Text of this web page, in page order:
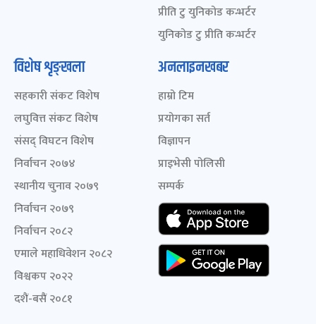
प्रीति टु युनिकोड कन्भर्टर
युनिकोड टु प्रीति कन्भर्टर
विशेष शृङ्खला
सहकारी संकट विशेष
लघुवित्त संकट विशेष
संसद् विघटन विशेष
निर्वाचन २०७४
स्थानीय चुनाव २०७९
निर्वाचन २०७९
निर्वाचन २०८२
एमाले महाधिवेशन २०८२
विश्वकप २०२२
दशैं-बसैं २०८१
अनलाइनखबर
हाम्रो टिम
प्रयोगका सर्त
विज्ञापन
प्राइभेसी पोलिसी
सम्पर्क